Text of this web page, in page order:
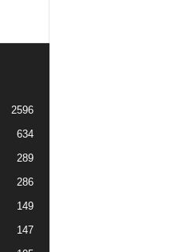
2596
634
289
286
149
147